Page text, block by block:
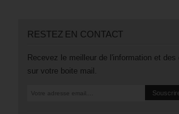
RESTEZ EN CONTACT
Recevez le meilleur de l'information et des
sur votre boite mail.